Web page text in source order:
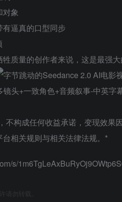
对象
逼真的口型同步
质量的创作者来说，这是最强大
不构成任何收益承诺，变现效
相关规则与相关法律法规。*
s/
请勿转载。